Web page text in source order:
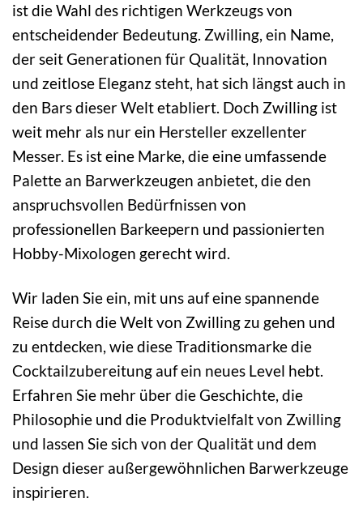
ist die Wahl des richtigen Werkzeugs von
entscheidender Bedeutung. Zwilling, ein Name,
der seit Generationen für Qualität, Innovation
und zeitlose Eleganz steht, hat sich längst auch in
den Bars dieser Welt etabliert. Doch Zwilling ist
weit mehr als nur ein Hersteller exzellenter
Messer. Es ist eine Marke, die eine umfassende
Palette an Barwerkzeugen anbietet, die den
anspruchsvollen Bedürfnissen von
professionellen Barkeepern und passionierten
Hobby-Mixologen gerecht wird.
Wir laden Sie ein, mit uns auf eine spannende
Reise durch die Welt von Zwilling zu gehen und
zu entdecken, wie diese Traditionsmarke die
Cocktailzubereitung auf ein neues Level hebt.
Erfahren Sie mehr über die Geschichte, die
Philosophie und die Produktvielfalt von Zwilling
und lassen Sie sich von der Qualität und dem
Design dieser außergewöhnlichen Barwerkzeuge
inspirieren.